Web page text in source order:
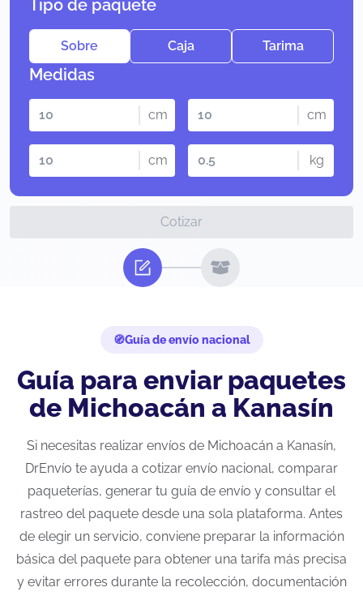
Tipo de paquete
Sobre Caja Tarima
Medidas
cm cm
cm kg
Cotizar
Guía de envío nacional
Guía para enviar paquetes
de Michoacán a Kanasín
Si necesitas realizar envíos de Michoacán a Kanasín,
DrEnvío te ayuda a cotizar envío nacional, comparar
paqueterías, generar tu guía de envío y consultar el
rastreo del paquete desde una sola plataforma. Antes
de elegir un servicio, conviene preparar la información
básica del paquete para obtener una tarifa más precisa
y evitar errores durante la recolección, documentación